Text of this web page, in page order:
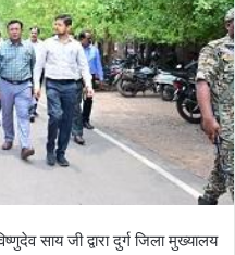
साय जी द्वारा दुर्ग जिला मुख्यालय